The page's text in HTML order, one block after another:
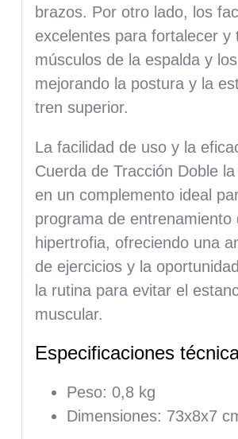
brazos. Por otro lado, los
excelentes para fortalecer y
músculos de la espalda y
mejorando la postura y la
tren superior.
La facilidad de uso y la
Cuerda de Tracción Doble
en un complemento ideal
programa de entrenamiento
hipertrofia, ofreciendo una
de ejercicios y la
la rutina para evitar el
muscular.
Especificaciones
Peso: 0,8 kg
Dimensiones: 73x8x7